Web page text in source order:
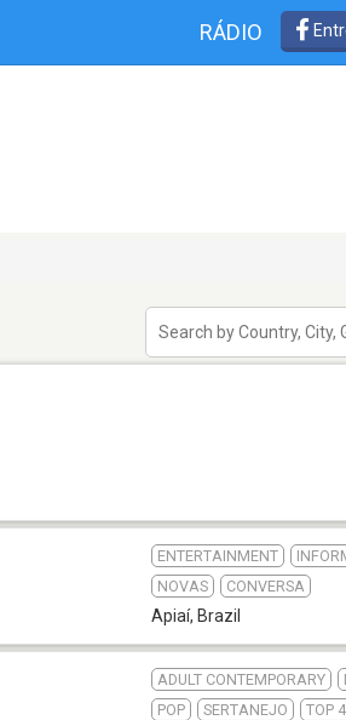
RÁDIO
ENTERTAINMENT
NOVAS
CONVERSA
Apiaí, Brazil
ADULT CONTEMPORARY
POP
SERTANEJO TOP